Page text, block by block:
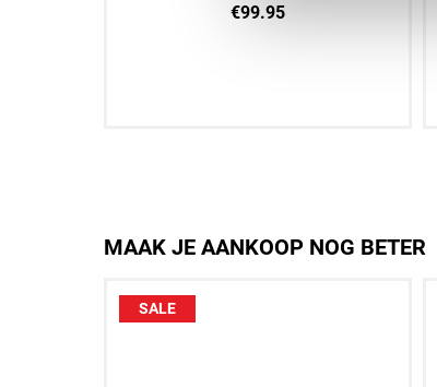
€99.95
MAAK JE AANKOOP NOG BETER
SALE